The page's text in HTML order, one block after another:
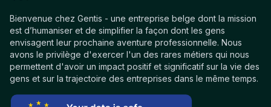
Bienvenue chez Gentis - une entreprise belge dont la mission
est d’humaniser et de simplifier la façon dont les gens
envisagent leur prochaine aventure professionnelle. Nous
avons le privilège d'exercer l'un des rares métiers qui nous
permettent d'avoir un impact positif et significatif sur la vie des
gens et sur la trajectoire des entreprises dans le même temps.